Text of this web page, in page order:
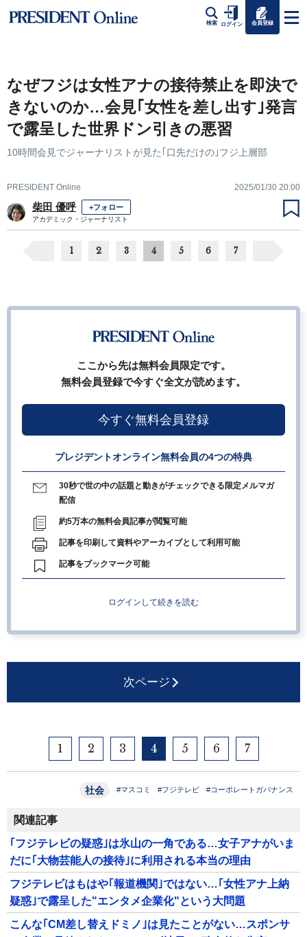
検索 ログイン 会員登録
なぜフジは女性アナの接待禁止を即決で
きないのか…会見｢女性を差し出す｣発言
で露呈した世界ドン引きの悪習
10時間会見でジャーナリストが見た｢口先だけの｣フジ上層部
PRESIDENT Online 2025/01/30 20:00
柴田 優呼 +フォロー
アカデミック・ジャーナリスト
1 2 3 4 5 6 7
ここから先は無料会員限定です。
無料会員登録で今すぐ全文が読めます。
今すぐ無料会員登録
プレジデントオンライン無料会員の4つの特典
30秒で世の中の話題と動きがチェックできる限定メルマガ
配信
約5万本の無料会員記事が閲覧可能
記事を印刷して資料やアーカイブとして利用可能
記事をブックマーク可能
ログインして続きを読む
次ページ
1 2 3 4 5 6 7
社会 #マスコミ #フジテレビ #コーポレートガバナンス
関連記事
｢フジテレビの疑惑｣は氷山の一角である…女子アナがいま
だに｢大物芸能人の接待｣に利用される本当の理由
フジテレビはもはや｢報道機関｣ではない…｢女性アナ上納
疑惑｣で露呈した"エンタメ企業化"という大問題
こんな｢CM差し替えドミノ｣は見たことがない…スポンサ